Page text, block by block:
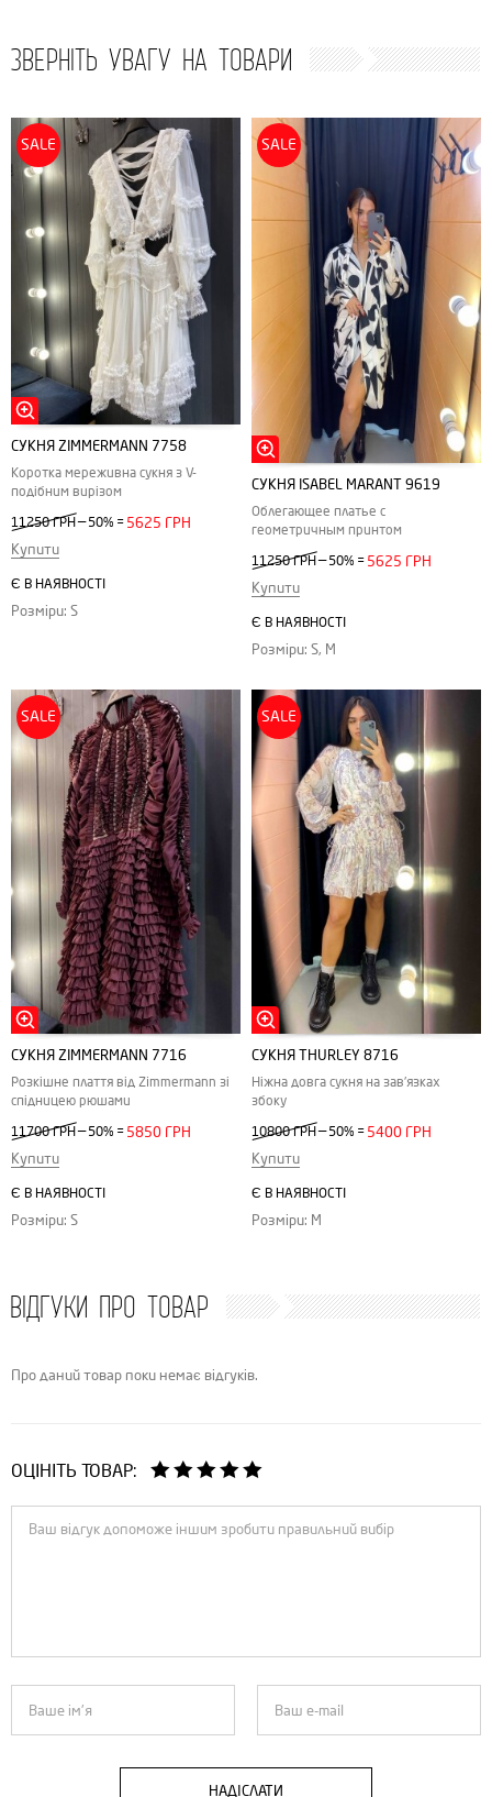
ЗВЕРНІТЬ УВАГУ НА ТОВАРИ
SALE
СУКНЯ ZIMMERMANN 7758
Коротка мереживна сукня з V-
подібним вирізом
11250 ГРН— 50% = 5625 ГРН
Купити
Є В НАЯВНОСТІ
Розміри: S
SALE
СУКНЯ ISABEL MARANT 9619
Облегающее платье с
геометричным принтом
11250 ГРН— 50% = 5625 ГРН
Купити
Є В НАЯВНОСТІ
Розміри: S, M
SALE
СУКНЯ ZIMMERMANN 7716
Розкішне плаття від Zimmermann зі
спідницею рюшами
11700 ГРН — 50% = 5850 ГРН
Купити
Є В НАЯВНОСТІ
Розміри: S
SALE
СУКНЯ THURLEY 8716
Ніжна довга сукня на зав'язках
збоку
10800 ГРН — 50% = 5400 ГРН
Купити
Є В НАЯВНОСТІ
Розміри: M
ВІДГУКИ ПРО ТОВАР
Про даний товар поки немає відгуків.
ОЦІНІТЬ ТОВАР:
НАДІСЛАТИ